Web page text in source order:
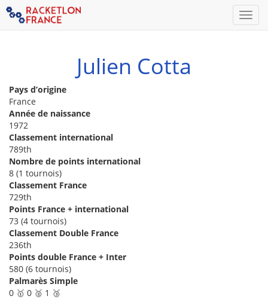
Menu
Julien Cotta
Pays d’origine
France
Année de naissance
1972
Classement international
789th
Nombre de points international
8 (1 tournois)
Classement France
729th
Points France + international
73 (4 tournois)
Classement Double France
236th
Points double France + Inter
580 (6 tournois)
Palmarès Simple
0 🥇 0 🥈 1 🥉